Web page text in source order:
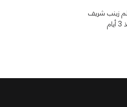
زينب شريف